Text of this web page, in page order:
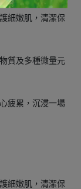
細嫩肌，清潔保
質及多種微量元
疲累，沉浸一場
細嫩肌，清潔保